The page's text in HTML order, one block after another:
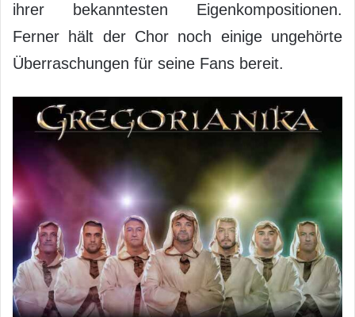
ihrer bekanntesten Eigenkompositionen.
Ferner hält der Chor noch einige ungehörte
Überraschungen für seine Fans bereit.